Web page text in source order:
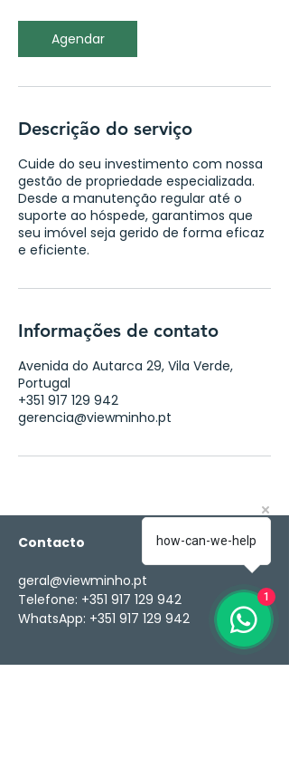
Agendar
Descrição do serviço
Cuide do seu investimento com nossa
gestão de propriedade especializada.
Desde a manutenção regular até o
suporte ao hóspede, garantimos que
seu imóvel seja gerido de forma eficaz
e eficiente.
Informações de contato
Avenida do Autarca 29, Vila Verde,
Portugal
+351 917 129 942
gerencia@viewminho.pt
Contacto
geral@viewminho.pt
Telefone: +351 917 129 942
WhatsApp: +351 917 129 942
how-can-we-help
1